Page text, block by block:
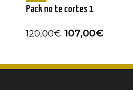
Pack no te cortes 1
120,00€ 107,00€